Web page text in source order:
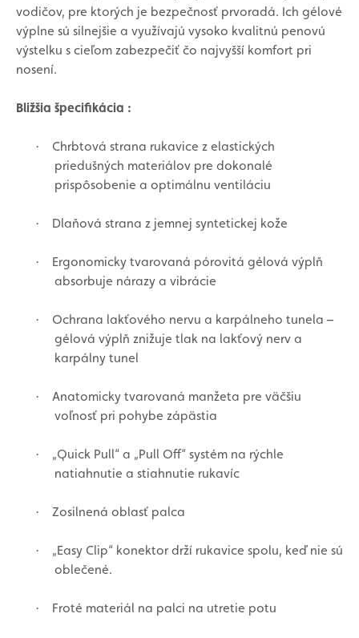
vodičov, pre ktorých je bezpečnosť prvoradá. Ich gélové
výplne sú silnejšie a využívajú vysoko kvalitnú penovú
výstelku s cieľom zabezpečiť čo najvyšší komfort pri
nosení.
Bližšia špecifikácia :
·
Chrbtová strana rukavice z elastických
priedušných materiálov pre dokonalé
prispôsobenie a optimálnu ventiláciu
· Dlaňová strana z jemnej syntetickej kože
·
Ergonomicky tvarovaná pórovitá gélová výplň
absorbuje nárazy a vibrácie
·
Ochrana lakťového nervu a karpálneho tunela –
gélová výplň znižuje tlak na lakťový nerv a
karpálny tunel
·
Anatomicky tvarovaná manžeta pre väčšiu
voľnosť pri pohybe zápästia
·
„Quick Pull“ a „Pull Off“ systém na rýchle
natiahnutie a stiahnutie rukavíc
· Zosilnená oblasť palca
·
„Easy Clip“ konektor drží rukavice spolu, keď nie sú
oblečené.
· Froté materiál na palci na utretie potu